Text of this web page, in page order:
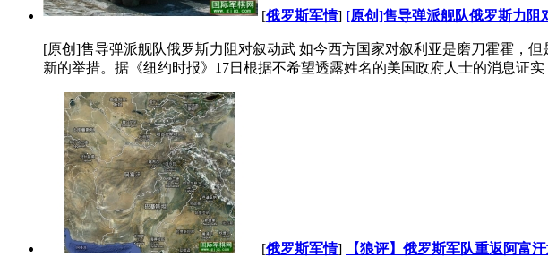
[俄罗斯军情] [原创]售导弹派舰队俄罗斯力阻
[原创]售导弹派舰队俄罗斯力阻对叙动武 如今西方国家对叙利亚是磨刀霍霍，
新的举措。据《纽约时报》17日根据不希望透露姓名的美国政府人士的消息证实
[俄罗斯军情] 【狼评】俄罗斯军队重返阿富